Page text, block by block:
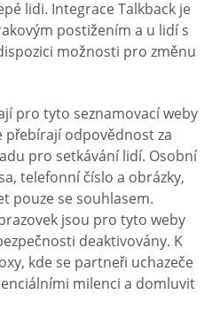
lidi. Integrace Talkback je
postižením a u lidí s
možnosti pro změnu
pro tyto seznamovací weby
přebírají odpovědnost za
pro setkávání lidí. Osobní
telefonní číslo a obrázky,
pouze se souhlasem.
jsou pro tyto weby
deaktivovány. K
kde se partneři uchazeče
milenci a domluvit